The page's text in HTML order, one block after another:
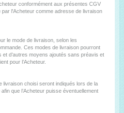
conformément aux présentes CGV
l'Acheteur comme adresse de livraison
le mode de livraison, selon les
Ces modes de livraison pourront
d’autres moyens ajoutés sans préavis et
pour l’Acheteur.
livraison choisi seront indiqués lors de la
que l’Acheteur puisse éventuellement